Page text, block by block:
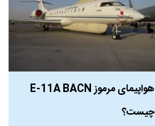
هواپیمای مرموز E-11A BACN
چیست؟